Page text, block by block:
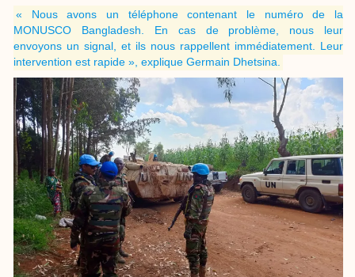
« Nous avons un téléphone contenant le numéro de la
MONUSCO Bangladesh. En cas de problème, nous leur
envoyons un signal, et ils nous rappellent immédiatement. Leur
intervention est rapide », explique Germain Dhetsina.